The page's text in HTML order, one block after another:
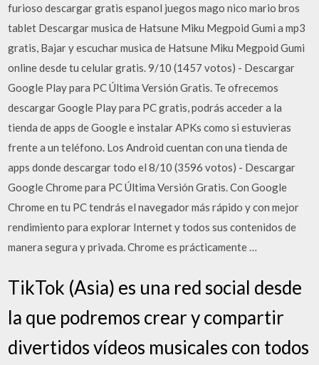
furioso descargar gratis espanol juegos mago nico mario bros
tablet Descargar musica de Hatsune Miku Megpoid Gumi a mp3
gratis, Bajar y escuchar musica de Hatsune Miku Megpoid Gumi
online desde tu celular gratis. 9/10 (1457 votos) - Descargar
Google Play para PC Última Versión Gratis. Te ofrecemos
descargar Google Play para PC gratis, podrás acceder a la
tienda de apps de Google e instalar APKs como si estuvieras
frente a un teléfono. Los Android cuentan con una tienda de
apps donde descargar todo el 8/10 (3596 votos) - Descargar
Google Chrome para PC Última Versión Gratis. Con Google
Chrome en tu PC tendrás el navegador más rápido y con mejor
rendimiento para explorar Internet y todos sus contenidos de
manera segura y privada. Chrome es prácticamente …
TikTok (Asia) es una red social desde
la que podremos crear y compartir
divertidos vídeos musicales con todos